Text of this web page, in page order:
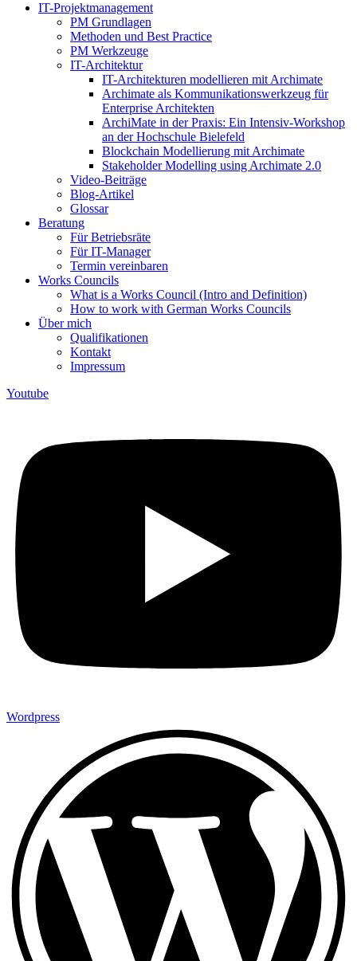
IT-Projektmanagement
PM Grundlagen
Methoden und Best Practice
PM Werkzeuge
IT-Architektur
IT-Architekturen modellieren mit Archimate
Archimate als Kommunikationswerkzeug für
Enterprise Architekten
ArchiMate in der Praxis: Ein Intensiv-Workshop
an der Hochschule Bielefeld
Blockchain Modellierung mit Archimate
Stakeholder Modelling using Archimate 2.0
Video-Beiträge
Blog-Artikel
Glossar
Beratung
Für Betriebsräte
Für IT-Manager
Termin vereinbaren
Works Councils
What is a Works Council (Intro and Definition)
How to work with German Works Councils
Über mich
Qualifikationen
Kontakt
Impressum
Youtube
Wordpress